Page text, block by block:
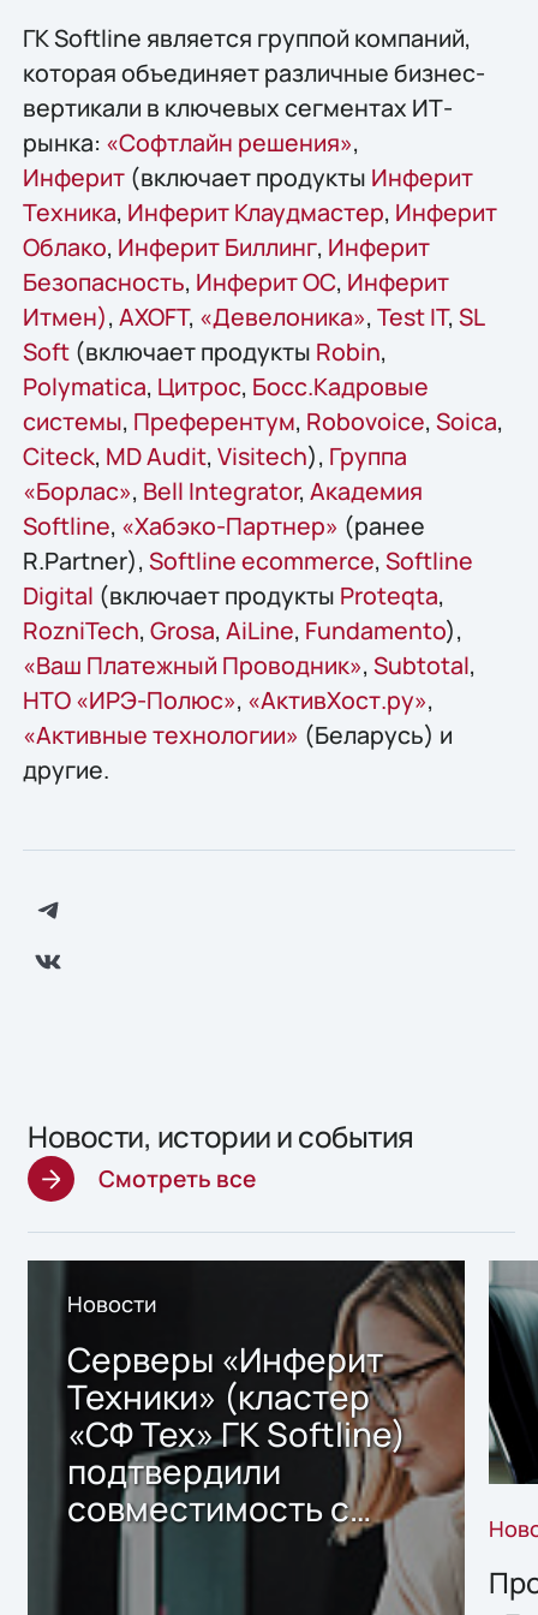
ГК Softline является группой компаний,
которая объединяет различные бизнес-
вертикали в ключевых сегментах ИТ-
рынка: «Софтлайн решения»,
Инферит(включает продукты Инферит
Техника, Инферит Клаудмастер, Инферит
Облако, Инферит Биллинг, Инферит
Безопасность, Инферит ОС, Инферит
Итмен), AХОFT, «Девелоника», Test IT, SL
Soft(включает продукты Robin,
Polymatica, Цитрос, Босс.Кадровые
системы, Преферентум, Robovoice, Soica,
Citeck, MD Audit, Visitech), Группа
«Борлас», Bell Integrator, Академия
Softline, «Хабэко-Партнер» (ранее
R.Partner), Softline ecommerce, Softline
Digital (включает продукты Proteqta,
RozniTech, Grosa, AiLine, Fundamento),
«Ваш Платежный Проводник», Subtotal,
НТО «ИРЭ-Полюс», «АктивХост.ру»,
«Активные технологии» (Беларусь) и
другие.
Новости, истории и события
Смотреть все
Новости
Серверы «Инферит
Техники» (кластер
«СФ Тех» ГК Softline)
подтвердили
совместимость с
решением Sharx